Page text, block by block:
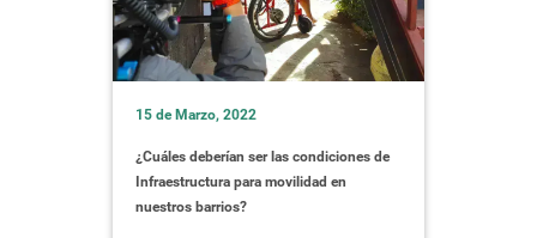
15 de Marzo, 2022
¿Cuáles deberían ser las condiciones de
Infraestructura para movilidad en
nuestros barrios?